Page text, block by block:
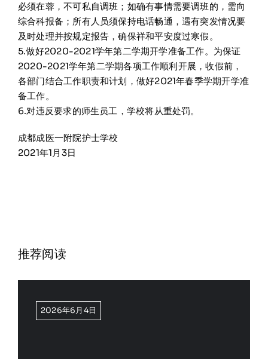
必须在蓉，不可私自调班；如确有事情需要调班的，需向
综合科报备；所有人员须保持电话畅通，遇有突发情况要
及时处理并按规定报告，确保祥和平安度过寒假。
5.做好2020-2021学年第二学期开学准备工作。为保证
2020-2021学年第二学期各项工作顺利开展，收假前，
各部门结合工作职责和计划，做好2021年春季学期开学准
备工作。
6.对违反要求的师生员工，学校将从重处罚。
成都成医一附院护士学校
2021年1月3日
推荐阅读
2026年6月4日